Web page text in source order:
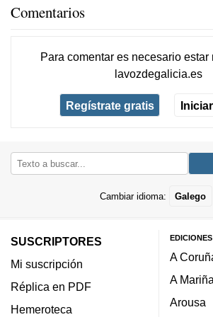
Comentarios
Para comentar es necesario estar
lavozdegalicia.es
Regístrate gratis
Cambiar idioma: Galego
SUSCRIPTORES
Mi suscripción
Réplica en PDF
Hemeroteca
EDICIONES
A
A Mariña
Arousa